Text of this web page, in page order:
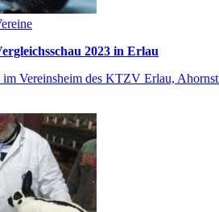
2023 in Erlau
Vereinsheim des KTZV Erlau,